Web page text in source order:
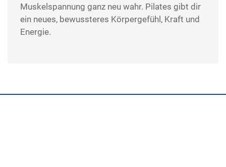
Muskelspannung ganz neu wahr. Pilates gibt dir
ein neues, bewussteres Körpergefühl, Kraft und
Energie.